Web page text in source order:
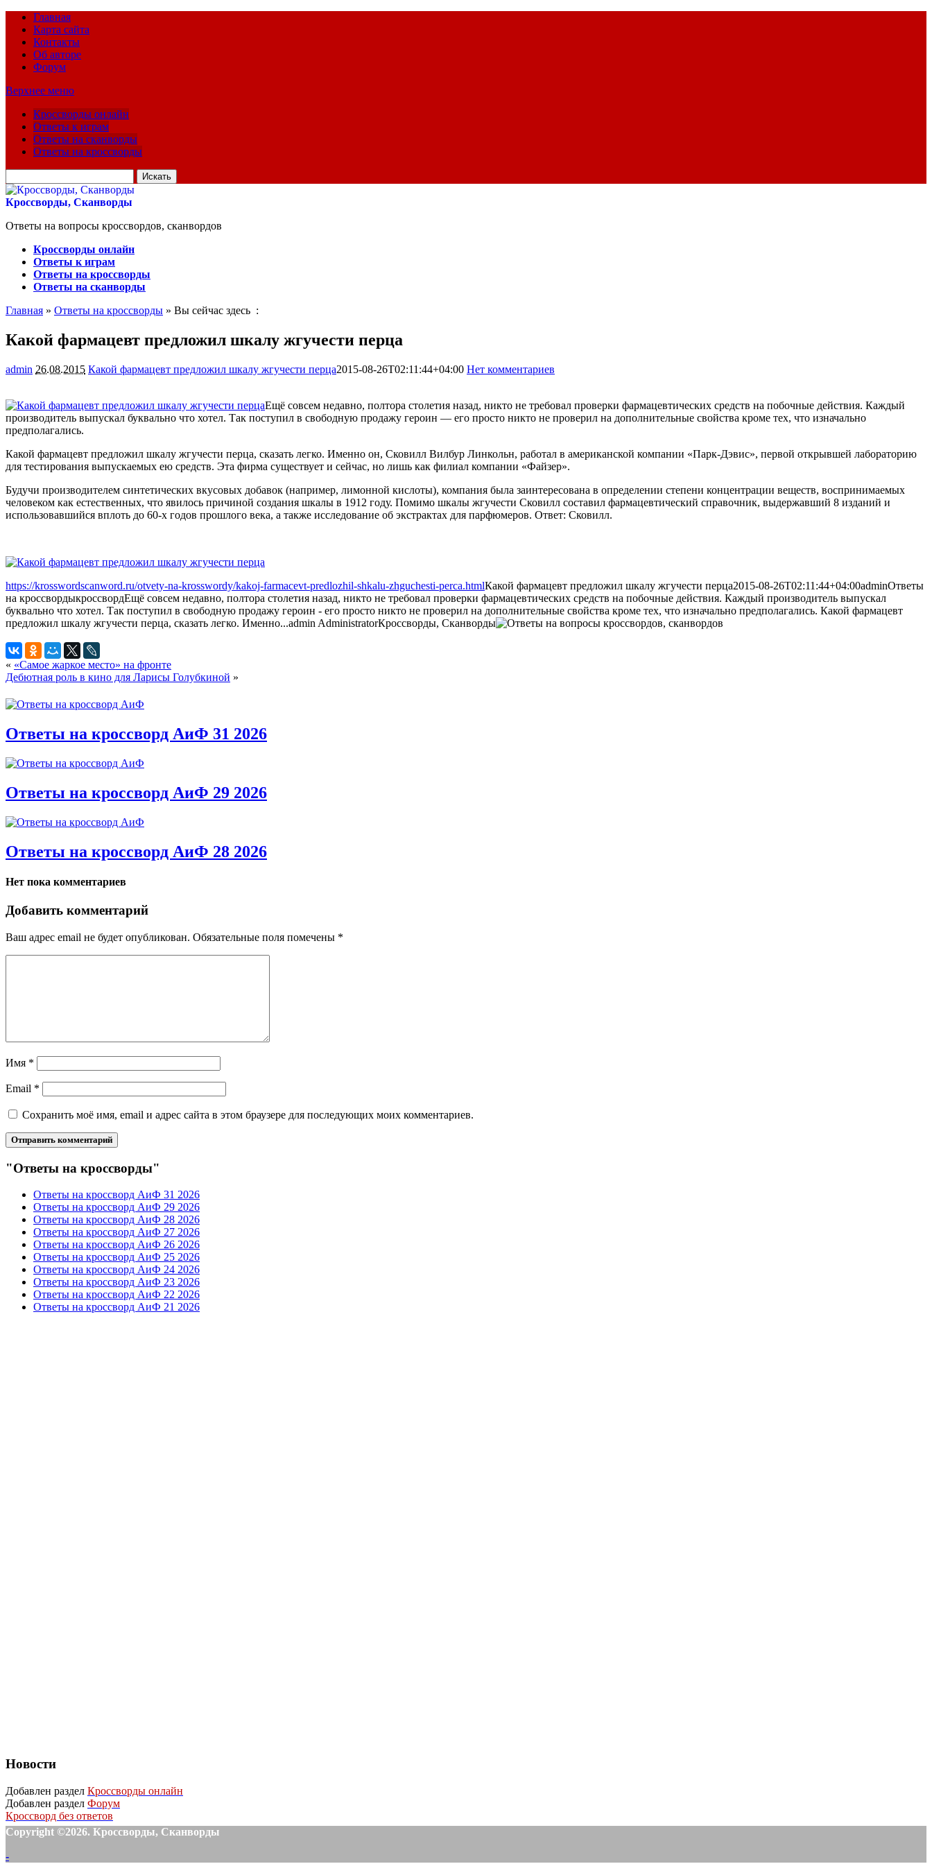
Главная
Карта сайта
Контакты
Об авторе
Форум
Верхнее меню
Кроссворды онлайн
Ответы к играм
Ответы на сканворды
Ответы на кроссворды
для:
Кроссворды, Сканворды
Ответы на вопросы кроссвордов, сканвордов
Кроссворды онлайн
Ответы к играм
Ответы на кроссворды
Ответы на сканворды
Главная » Ответы на кроссворды » Вы сейчас здесь :
Какой фармацевт предложил шкалу жгучести перца
admin 26.08.2015 Какой фармацевт предложил шкалу жгучести перца2015-08-26T02:11:44+04:00 Нет комментариев
Ещё совсем недавно, полтора столетия назад, никто не требовал проверки фармацевтических средств на побочные действия. Каждый
производитель выпускал буквально что хотел. Так поступил в свободную продажу героин — его просто никто не проверил на дополнительные свойства кроме тех, что изначально
предполагались.
Какой фармацевт предложил шкалу жгучести перца, сказать легко. Именно он, Сковилл Вилбур Линкольн, работал в американской компании «Парк-Дэвис», первой открывшей лабораторию
для тестирования выпускаемых ею средств. Эта фирма существует и сейчас, но лишь как филиал компании «Файзер».
Будучи производителем синтетических вкусовых добавок (например, лимонной кислоты), компания была заинтересована в определении степени концентрации веществ, воспринимаемых
человеком как естественных, что явилось причиной создания шкалы в 1912 году. Помимо шкалы жгучести Сковилл составил фармацевтический справочник, выдержавший 8 изданий и
использовавшийся вплоть до 60-х годов прошлого века, а также исследование об экстрактах для парфюмеров. Ответ: Сковилл.
https://krosswordscanword.ru/otvety-na-krosswordy/kakoj-farmacevt-predlozhil-shkalu-zhguchesti-perca.htmlКакой фармацевт предложил шкалу жгучести перца2015-08-26T02:11:44+04:00adminОтветы
на кроссвордыкроссвордЕщё совсем недавно, полтора столетия назад, никто не требовал проверки фармацевтических средств на побочные действия. Каждый производитель выпускал
буквально что хотел. Так поступил в свободную продажу героин - его просто никто не проверил на дополнительные свойства кроме тех, что изначально предполагались. Какой фармацевт
предложил шкалу жгучести перца, сказать легко. Именно...admin AdministratorКроссворды, Сканворды
« «Самое жаркое место» на фронте
Дебютная роль в кино для Ларисы Голубкиной »
Ответы на кроссворд АиФ 31 2026
Ответы на кроссворд АиФ 29 2026
Ответы на кроссворд АиФ 28 2026
Нет пока комментариев
Добавить комментарий
Ваш адрес email не будет опубликован. Обязательные поля помечены *
Имя *
Email *
Сохранить моё имя, email и адрес сайта в этом браузере для последующих моих комментариев.
"Ответы на кроссворды"
Ответы на кроссворд АиФ 31 2026
Ответы на кроссворд АиФ 29 2026
Ответы на кроссворд АиФ 28 2026
Ответы на кроссворд АиФ 27 2026
Ответы на кроссворд АиФ 26 2026
Ответы на кроссворд АиФ 25 2026
Ответы на кроссворд АиФ 24 2026
Ответы на кроссворд АиФ 23 2026
Ответы на кроссворд АиФ 22 2026
Ответы на кроссворд АиФ 21 2026
Новости
Добавлен раздел Кроссворды онлайн
Добавлен раздел Форум
Кроссворд без ответов
Copyright ©2026. Кроссворды, Сканворды
-